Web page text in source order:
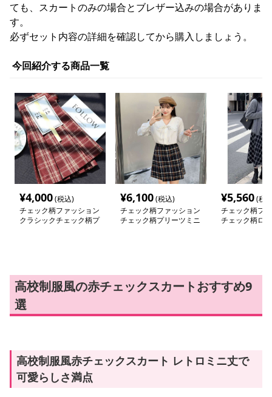
ても、スカートのみの場合とブレザー込みの場合がありま
す。
必ずセット内容の詳細を確認してから購入しましょう。
今回紹介する商品一覧
¥4,000(税込)
チェック柄ファッション
クラシックチェック柄プ
¥6,100(税込)
チェック柄ファッション
チェック柄プリーツミニ
¥5,560(税
チェック柄フ
チェック柄ロ
高校制服風の赤チェックスカートおすすめ9
選
高校制服風赤チェックスカート レトロミニ丈で
可愛らしさ満点